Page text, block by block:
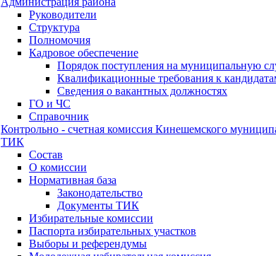
Руководители
Структура
Полномочия
Кадровое обеспечение
Порядок поступления на муниципальную
Квалификационные требования к
Сведения о вакантных должностях
ГО и ЧС
Справочник
Контрольно - счетная комиссия Кинешемского
ТИК
Состав
О комиссии
Нормативная база
Законодательство
Документы ТИК
Избирательные комиссии
Паспорта избирательных участков
Выборы и референдумы